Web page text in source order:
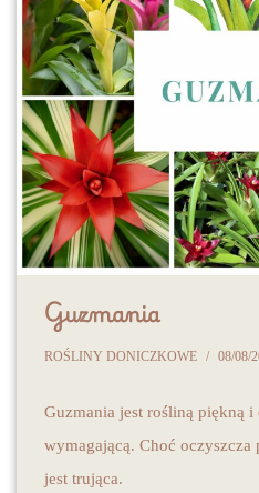
Guzmania
ROŚLINY DONICZKOWE 08/08/
Guzmania jest rośliną piękną i
wymagającą. Choć
jest trująca.